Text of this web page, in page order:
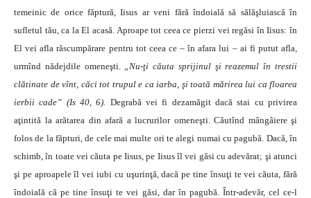
temeinic de orice făptură, Iisus ar veni fără îndoială să sălăşluiască în
sufletul tău, ca la El acasă. Aproape tot ceea ce pierzi vei regăsi în Iisus: în
El vei afla răscumpărare pentru tot ceea ce – în afara lui – ai fi putut afla,
urmînd nădejdile omeneşti. „Nu-ţi căuta sprijinul şi reazemul în trestii
clătinate de vînt, căci tot trupul e ca iarba, şi toată mărirea lui ca floarea
ierbii cade” (Is 40, 6). Degrabă vei fi dezamăgit dacă stai cu privirea
aţintită la arătarea din afară a lucrurilor omeneşti. Căutînd mângâiere şi
folos de la făpturi, de cele mai multe ori te alegi numai cu pagubă. Dacă, în
schimb, în toate vei căuta pe Iisus, pe Iisus îl vei găsi cu adevărat; şi atunci
şi pe aproapele îl vei iubi cu uşurinţă, dacă pe tine însuţi te vei căuta, fără
îndoială că pe tine însuţi te vei găsi, dar în pagubă. Într-adevăr, cel ce-l